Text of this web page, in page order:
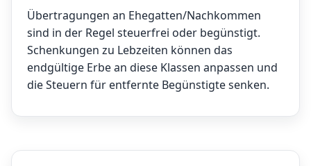
Übertragungen an Ehegatten/Nachkommen
sind in der Regel steuerfrei oder begünstigt.
Schenkungen zu Lebzeiten können das
endgültige Erbe an diese Klassen anpassen und
die Steuern für entfernte Begünstigte senken.